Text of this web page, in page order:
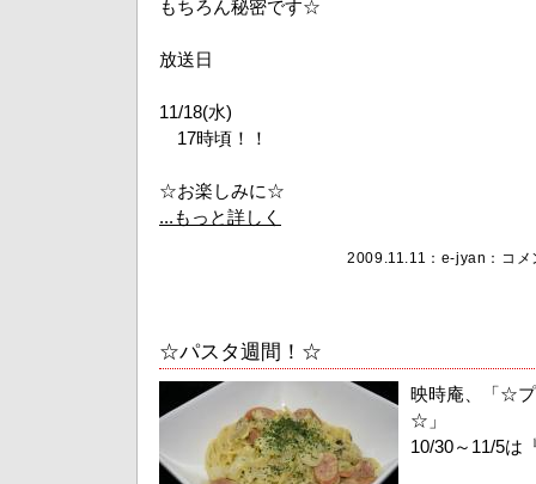
もちろん秘密です☆
放送日
11/18(水)
17時頃！！
☆お楽しみに☆
...もっと詳しく
2009.11.11： e-jyan ： コメ
☆パスタ週間！☆
映時庵、「☆
☆」
10/30～11/5